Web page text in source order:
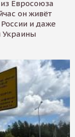
Евросоюза
он живёт
и даже
Украины